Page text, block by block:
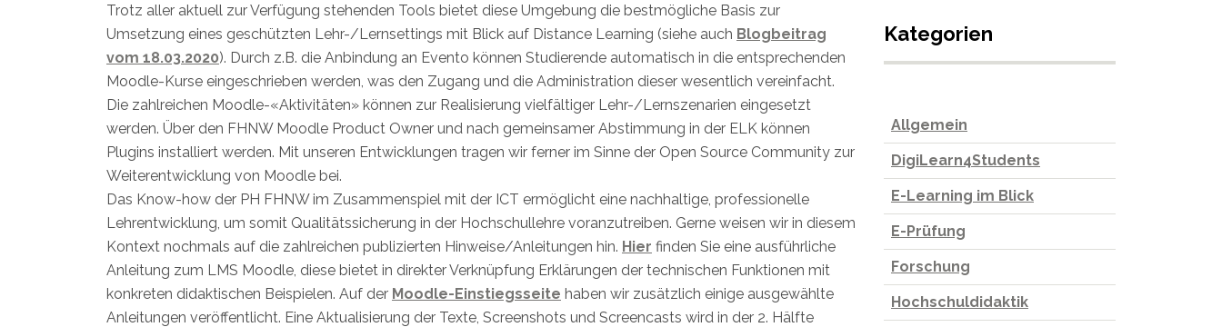
Trotz aller aktuell zur Verfügung stehenden Tools bietet diese Umgebung die bestmögliche Basis zur
Umsetzung eines geschützten Lehr-/Lernsettings mit Blick auf Distance Learning (siehe auch Blogbeitrag
vom 18.03.2020). Durch z.B. die Anbindung an Evento können Studierende automatisch in die entsprechenden
Moodle-Kurse eingeschrieben werden, was den Zugang und die Administration dieser wesentlich vereinfacht.
Die zahlreichen Moodle-«Aktivitäten» können zur Realisierung vielfältiger Lehr-/Lernszenarien eingesetzt
werden. Über den FHNW Moodle Product Owner und nach gemeinsamer Abstimmung in der ELK können
Plugins installiert werden. Mit unseren Entwicklungen tragen wir ferner im Sinne der Open Source Community zur
Weiterentwicklung von Moodle bei.
Das Know-how der PH FHNW im Zusammenspiel mit der ICT ermöglicht eine nachhaltige, professionelle
Lehrentwicklung, um somit Qualitätssicherung in der Hochschullehre voranzutreiben. Gerne weisen wir in diesem
Kontext nochmals auf die zahlreichen publizierten Hinweise/Anleitungen hin. Hier finden Sie eine ausführliche
Anleitung zum LMS Moodle, diese bietet in direkter Verknüpfung Erklärungen der technischen Funktionen mit
konkreten didaktischen Beispielen. Auf der Moodle-Einstiegsseite haben wir zusätzlich einige ausgewählte
Anleitungen veröffentlicht. Eine Aktualisierung der Texte, Screenshots und Screencasts wird in der 2. Hälfte
Kategorien
Allgemein
DigiLearn4Students
E-Learning im Blick
E-Prüfung
Forschung
Hochschuldidaktik